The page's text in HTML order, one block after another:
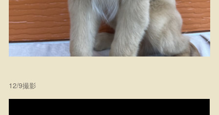
12/9撮影